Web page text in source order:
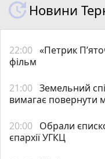
Новини
22:00 «Петрик
фільм
21:00 Земельний
вимагає повернути
20:00 Обрали
єпархії УГКЦ